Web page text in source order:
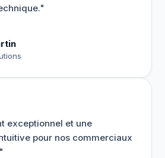
exceptionnel et une
pour nos commerciaux